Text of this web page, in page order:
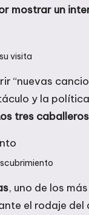
mostrar un
visita
“nuevas
y la
tres caballeros
, uno de los
el rodaje